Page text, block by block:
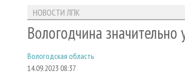
НОВОСТИ ЛПК
Вологодчина
Вологодская область
14.09.2023 08:37